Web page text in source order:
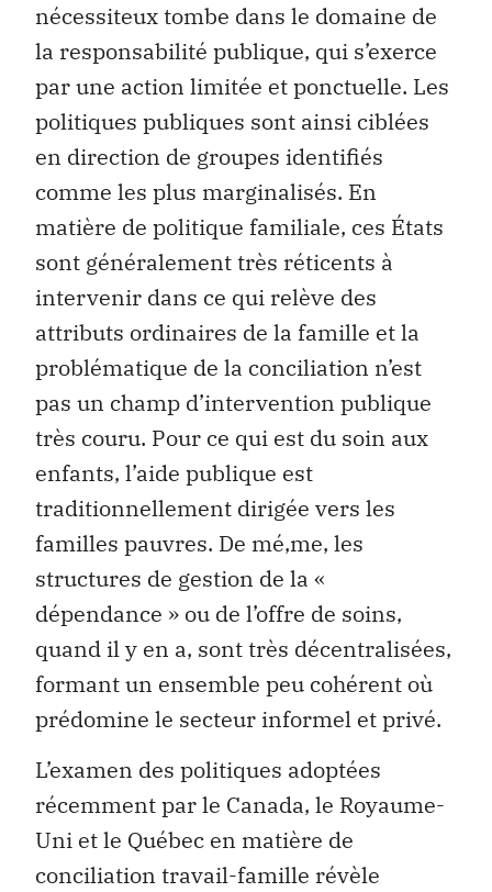
nécessiteux tombe dans le domaine de
la responsabilité publique, qui s’exerce
par une action limitée et ponctuelle. Les
politiques publiques sont ainsi ciblées
en direction de groupes identifiés
comme les plus marginalisés. En
matière de politique familiale, ces États
sont généralement très réticents à
intervenir dans ce qui relève des
attributs ordinaires de la famille et la
problématique de la conciliation n’est
pas un champ d’intervention publique
très couru. Pour ce qui est du soin aux
enfants, l’aide publique est
traditionnellement dirigée vers les
familles pauvres. De mé‚me, les
structures de gestion de la «
dépendance » ou de l’offre de soins,
quand il y en a, sont très décentralisées,
formant un ensemble peu cohérent où
prédomine le secteur informel et privé.
L’examen des politiques adoptées
récemment par le Canada, le Royaume-
Uni et le Québec en matière de
conciliation travail-famille révèle